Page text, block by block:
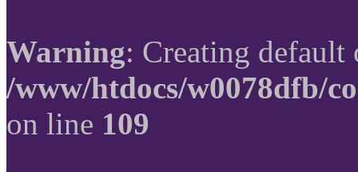
Warning: Creating
/www/htdocs/w0078dfb/
on line 109